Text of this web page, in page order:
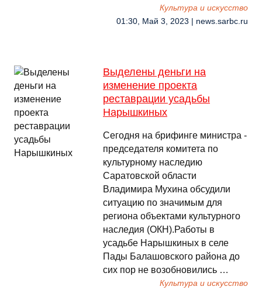
Культура и искусство
01:30, Май 3, 2023 | news.sarbc.ru
Выделены деньги на
изменение проекта
реставрации усадьбы
Нарышкиных
Сегодня на брифинге министра -
председателя комитета по
культурному наследию
Саратовской области
Владимира Мухина обсудили
ситуацию по значимым для
региона объектами культурного
наследия (ОКН).Работы в
усадьбе Нарышкиных в селе
Пады Балашовского района до
сих пор не возобновились …
Культура и искусство